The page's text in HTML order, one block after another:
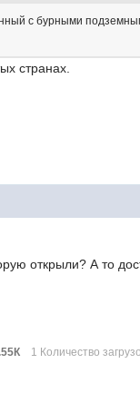
с бурными
странах.
открыли? А то
1 Количество